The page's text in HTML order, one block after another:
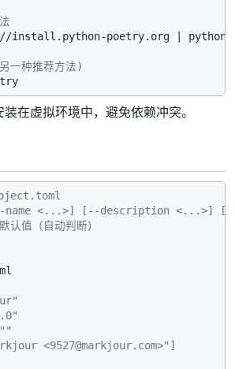
install.python-poetry.org |
种推荐方法)
在虚拟环境中，避免依赖冲突。
<...>] [--description <...>] [--
认值（自动判断）
<9527@markjour.com>"]